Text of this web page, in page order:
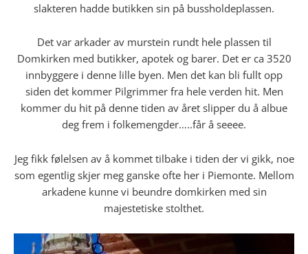
slakteren hadde butikken sin på bussholdeplassen.
Det var arkader av murstein rundt hele plassen til
Domkirken med butikker, apotek og barer. Det er ca 3520
innbyggere i denne lille byen. Men det kan bli fullt opp
siden det kommer Pilgrimmer fra hele verden hit. Men
kommer du hit på denne tiden av året slipper du å albue
deg frem i folkemengder…..får å seeee.
Jeg fikk følelsen av å kommet tilbake i tiden der vi gikk, noe
som egentlig skjer meg ganske ofte her i Piemonte. Mellom
arkadene kunne vi beundre domkirken med sin
majestetiske stolthet.